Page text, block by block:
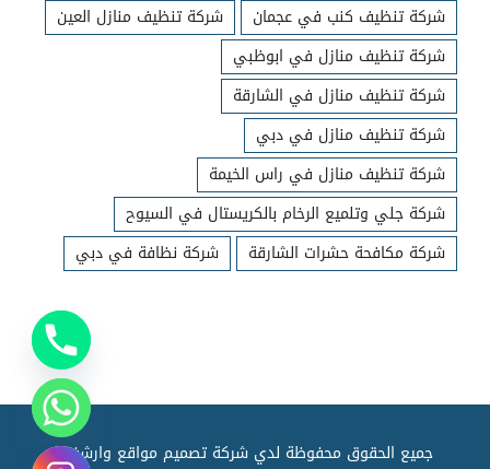
شركة تنظيف كنب في عجمان
شركة تنظيف منازل العين
شركة تنظيف منازل في ابوظبي
شركة تنظيف منازل في الشارقة
شركة تنظيف منازل في دبي
شركة تنظيف منازل في راس الخيمة
شركة جلي وتلميع الرخام بالكريستال في السيوح
شركة مكافحة حشرات الشارقة
شركة نظافة في دبي
جميع الحقوق محفوظة لدي شركة تصميم مواقع وارشفته